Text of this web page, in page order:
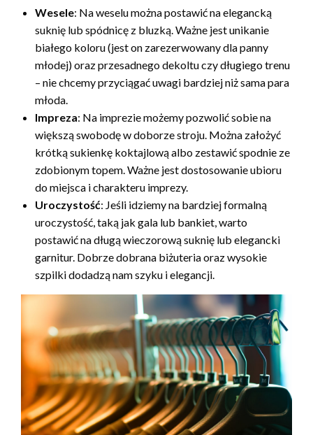
Wesele: Na weselu można postawić na elegancką
suknię lub spódnicę z bluzką. Ważne jest unikanie
białego koloru (jest on zarezerwowany dla panny
młodej) oraz przesadnego dekoltu czy długiego trenu
– nie chcemy przyciągać uwagi bardziej niż sama para
młoda.
Impreza: Na imprezie możemy pozwolić sobie na
większą swobodę w doborze stroju. Można założyć
krótką sukienkę koktajlową albo zestawić spodnie ze
zdobionym topem. Ważne jest dostosowanie ubioru
do miejsca i charakteru imprezy.
Uroczystość: Jeśli idziemy na bardziej formalną
uroczystość, taką jak gala lub bankiet, warto
postawić na długą wieczorową suknię lub elegancki
garnitur. Dobrze dobrana biżuteria oraz wysokie
szpilki dodadzą nam szyku i elegancji.